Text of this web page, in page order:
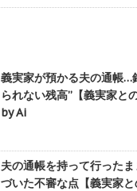
義実家が預かる夫の通帳…
られない残高”【義実家と
by Ai
夫の通帳を持って行った
づいた不審な点【義実家と